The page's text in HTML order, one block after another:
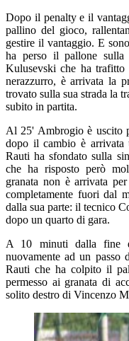
Dopo il penalty e il
pallino del gioco,
gestire il vantaggio. E
ha perso il pallone sulla
Kulusevski che ha
nerazzurro, è arrivata la
trovato sulla sua strada la
subito in partita.
Al 25' Ambrogio è uscito
dopo il cambio è arrivata
Rauti ha sfondato sulla
che ha risposto però
granata non è arrivata
completamente fuori dal
dalla sua parte: il tecnico
dopo un quarto di gara.
A 10 minuti dalla fine
nuovamente ad un passo
Rauti che ha colpito il
permesso ai granata di
solito destro di Vincenzo